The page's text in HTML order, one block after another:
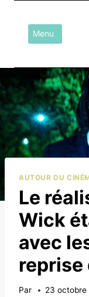
contenuMenu
AUTOUR DU
Le
Wick
avec
reprise
Par 23 octobre